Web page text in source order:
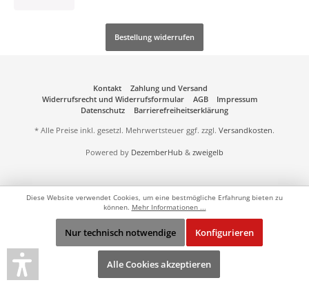
Bestellung widerrufen
Kontakt
Zahlung und Versand
Widerrufsrecht und Widerrufsformular
AGB
Impressum
Datenschutz
Barrierefreiheitserklärung
* Alle Preise inkl. gesetzl. Mehrwertsteuer ggf. zzgl. Versandkosten.
Powered by DezemberHub & zweigelb
Diese Website verwendet Cookies, um eine bestmögliche Erfahrung bieten zu
können. Mehr Informationen ...
Nur technisch notwendige Konfigurieren
Alle Cookies akzeptieren